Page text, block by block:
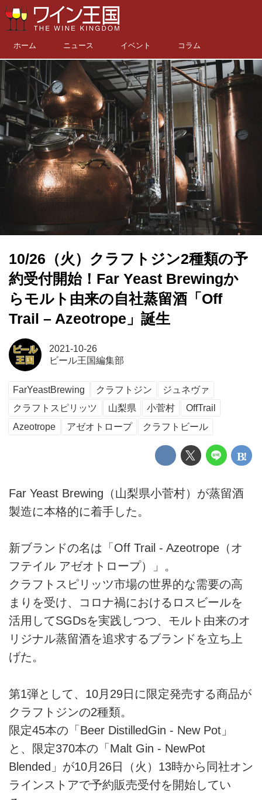
ホーム ニュース イベント コラム
10/26（火）クラフトジン2種類の予
約受付開始！Far Yeast Brewingか
らモルト由来の自社蒸留酒「Off
Trail – Azeotrope」誕生
2021-10-26
ビール王国編集部
FarYeastBrewing クラフトジン
ジュネヴァ
クラフトスピリッツ
山梨県 小菅村
OffTrail
Azeotrope
アゼオトロープ クラフトビール
Far Yeast Brewing（山梨県小菅村）が蒸留酒
製造に本格的に着手した。
新ブランドの名は「Off Trail - Azeotrope（オ
フテイル アゼオトロープ）」。
クラフトスピリッツ市場の世界的な需要の高
まりを受け、コロナ禍におけるロスビールを
活用してSGDsを実践しつつ、モルト由来のオ
リジナル蒸留酒を追求するブランドを立ち上
げた。
第1弾として、10月29日に限定発売する商品が
クラフトジンの2種類。
限定45本の「Beer DistilledGin - New Pot」
と、限定370本の「Malt Gin - NewPot
Blended」が10月26日（火）13時から同社オン
ラインストアで予約販売受付を開始してい